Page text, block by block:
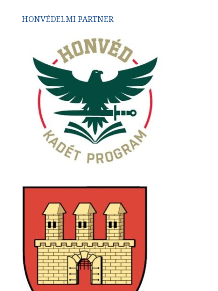
HONVÉDELMI PARTNER